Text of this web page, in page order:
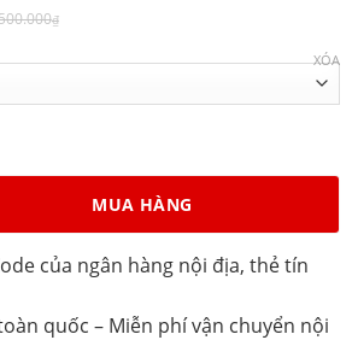
₫
XÓA
MUA HÀNG
của ngân hàng nội địa, thẻ tín
quốc – Miễn phí vận chuyển nội